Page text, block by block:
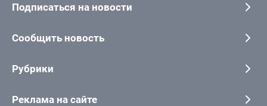
Подписаться на новости
Сообщить новость
Рубрики
Реклама на сайте